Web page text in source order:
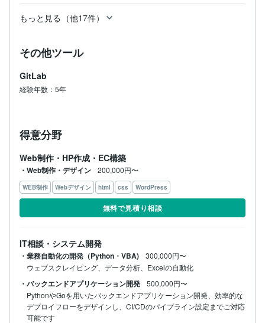
もっと見る（他17件）
その他ツール
GitLab
経験年数：5年
得意分野
Web制作・HP作成・EC構築
・Web制作・デザイン 200,000円〜
WEB制作 Webデザイン html css WordPress
無料で見積り相談
IT相談・システム開発
・業務自動化の開発（Python・VBA)
300,000円〜
ウェブスクレイピング、データ分析、Excelの自動化
・バックエンドアプリケーション開発
500,000円〜
PythonやGoを用いたバックエンドアプリケーション開発、効率的な
デプロイフローをデザインし、CI/CDのパイプライン設定までご対応
可能です